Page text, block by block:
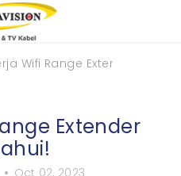
Wifi Range Extender yang
Extender
Oct 02, 2023